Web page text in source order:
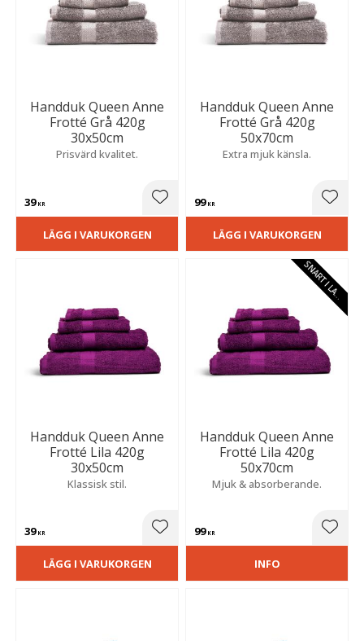
Handduk Queen Anne
Frotté Grå 420g
30x50cm
Prisvärd kvalitet.
39KR Lägg till i favoriter
LÄGG I VARUKORGEN
Handduk Queen Anne
Frotté Grå 420g
50x70cm
Extra mjuk känsla.
99KR
LÄGG I VARUKORGEN
Handduk Queen Anne
Frotté Lila 420g
30x50cm
Klassisk stil.
39KR Lägg till i favoriter
LÄGG I VARUKORGEN
Handduk Queen Anne
Frotté Lila 420g
50x70cm
Mjuk & absorberande.
99KR
S
N
A
R
T
I
L
A
G
E
R
INFO